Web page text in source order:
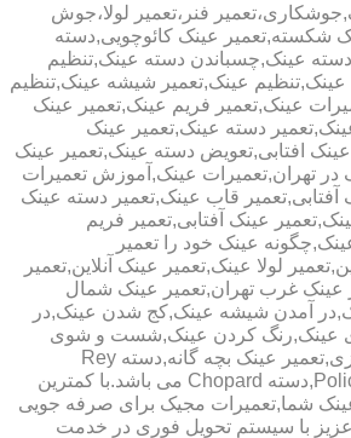
فنر،تعمیر لولا،جوش
شکسته,تعمیر عینک کائوچویی,دسته
عینک,چسباندن دسته عینک,تنظیم
عینک,تعمیر شیشه عینک,تنظیم
عینک,تعمیر فریم عینک,تعمیر عینک
دسته عینک,تعمیر عینک
افتابی,تعویض دسته عینک,تعمیر عینک
در تهران,تعمیرات عینک,آموزش تعمیرات
قاب عینک,تعمیر دسته عینک
عینک آفتابی,تعمیر فریم
عینک خود را تعمیر
لولا عینک,تعمیر عینک آنلاین,تعمیر
عینک غرب تهران,تعمیر عینک شمال
آمدن شیشه عینک,کج شدن عینک,در
عینک,رنگ کردن عینک,شست و شوی
عینک,شکستن عینک فلزی,تعمیر عینک بچه گانه,دسته Rey
Ban,دسته AO,دسته Police,دسته Chopard می باشد.با کمترین
شما,تعمیرات مجیک برای صرفه جویی
با سیستم تحویل فوری در خدمت